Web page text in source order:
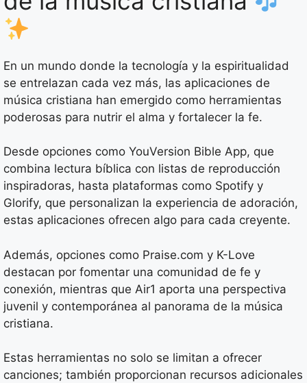
En un mundo donde la tecnología y la espiritualidad
se entrelazan cada vez más, las aplicaciones de
música cristiana han emergido como herramientas
poderosas para nutrir el alma y fortalecer la fe.
Desde opciones como YouVersion Bible App, que
combina lectura bíblica con listas de reproducción
inspiradoras, hasta plataformas como Spotify y
Glorify, que personalizan la experiencia de adoración,
estas aplicaciones ofrecen algo para cada creyente.
Además, opciones como Praise.com y K-Love
destacan por fomentar una comunidad de fe y
conexión, mientras que Air1 aporta una perspectiva
juvenil y contemporánea al panorama de la música
cristiana.
Estas herramientas no solo se limitan a ofrecer
canciones; también proporcionan recursos adicionales